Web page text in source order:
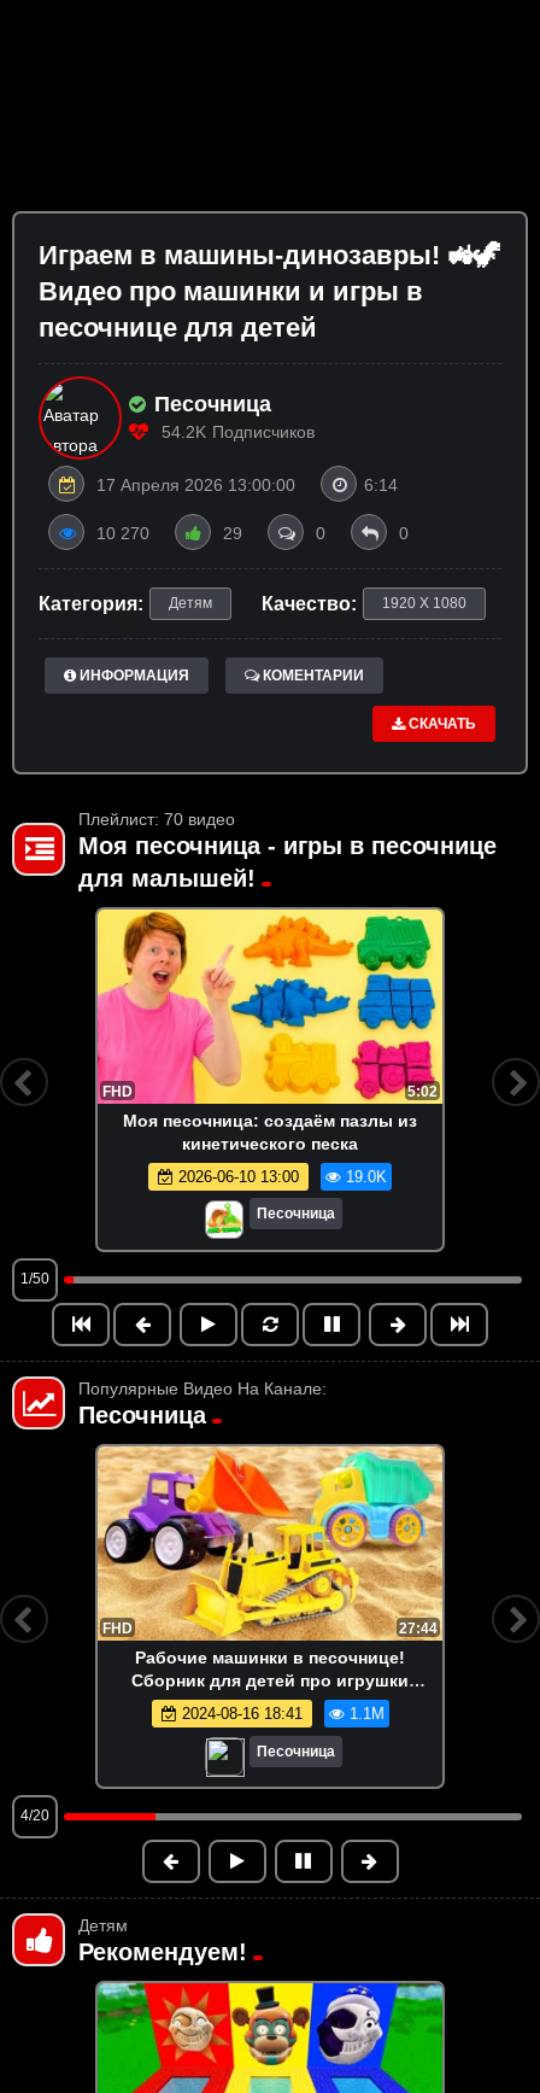
Играем в машины-динозавры! 🚜🦖
Видео про машинки и игры в
песочнице для детей
Песочница
54.2K Подписчиков
17 Апреля 2026 13:00:00 6:14
10 270 29 0 0
Категория: Детям Качество: 1920 X 1080
ИНФОРМАЦИЯ КОМЕНТАРИИ
СКАЧАТЬ
Плейлист: 70 видео
Моя песочница - игры в песочнице
для малышей!
FHD 5:02
Моя песочница: создаём пазлы из
кинетического песка
2026-06-10 13:00 19.0K
Песочница
1/50
Популярные Видео На Канале:
Песочница
FHD 13:58
Маша Капуки Кануки и игрушки в
песочнице — Развивающее видео для
самых маленьких
2024-08-16 18:41 1.1M
Песочница
5/20
Детям
Рекомендуем!